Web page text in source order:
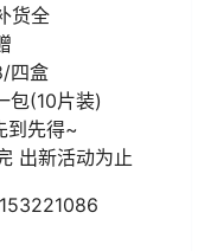
货全
四盒
包(10片装)
到先得~
出新活动为止